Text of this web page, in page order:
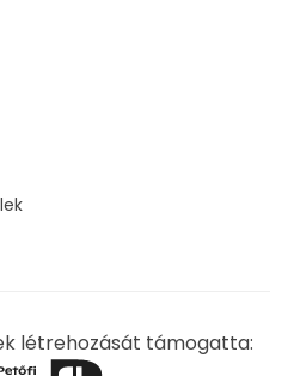
létrehozását támogatta: